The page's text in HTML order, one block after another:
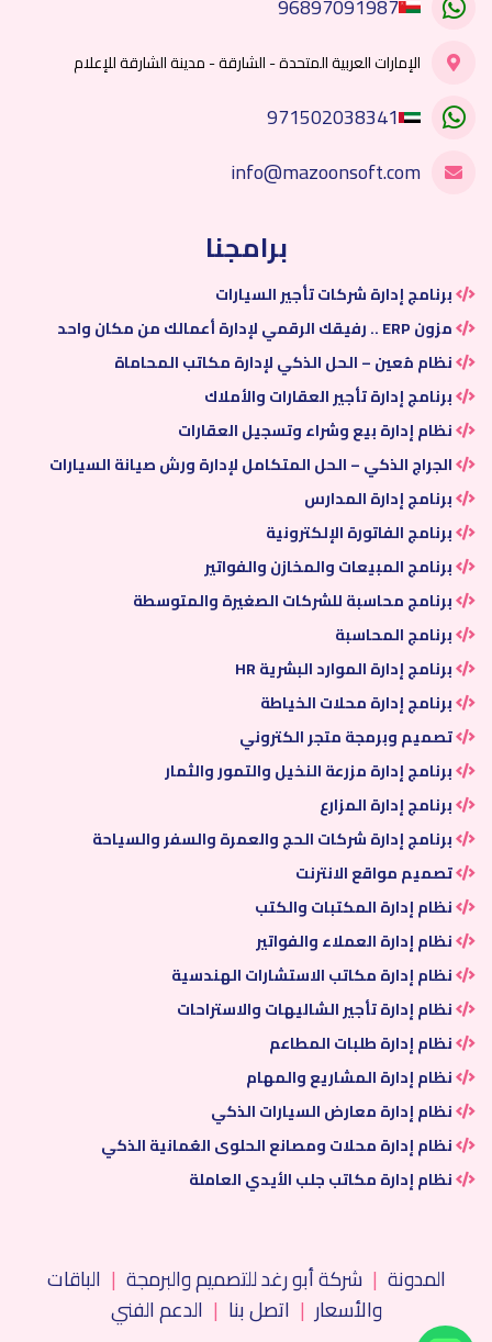
الإمارات العربية المتحدة - الشارقة - مدينة الشارقة للإعلام
971502038341
info@mazoonsoft.com
برامجنا
برنامج إدارة شركات تأجير السيارات
مزون ERP .. رفيقك الرقمي لإدارة أعمالك من مكان واحد
نظام مُعين – الحل الذكي لإدارة مكاتب المحاماة
برنامج إدارة تأجير العقارات والأملاك
نظام إدارة بيع وشراء وتسجيل العقارات
الجراج الذكي – الحل المتكامل لإدارة ورش صيانة السيارات
برنامج إدارة المدارس
برنامج الفاتورة الإلكترونية
برنامج المبيعات والمخازن والفواتير
برنامج محاسبة للشركات الصغيرة والمتوسطة
برنامج المحاسبة
برنامج إدارة الموارد البشرية HR
برنامج إدارة محلات الخياطة
تصميم وبرمجة متجر الكتروني
برنامج إدارة مزرعة النخيل والتمور والثمار
برنامج إدارة المزارع
برنامج إدارة شركات الحج والعمرة والسفر والسياحة
تصميم مواقع الانترنت
نظام إدارة المكتبات والكتب
نظام إدارة العملاء والفواتير
نظام إدارة مكاتب الاستشارات الهندسية
نظام إدارة تأجير الشاليهات والاستراحات
نظام إدارة طلبات المطاعم
نظام إدارة المشاريع والمهام
نظام إدارة معارض السيارات الذكي
نظام إدارة محلات ومصانع الحلوى العُمانية الذكي
نظام إدارة مكاتب جلب الأيدي العاملة
المدونة | شركة أبو رغد للتصميم والبرمجة | الباقات
والأسعار | اتصل بنا | الدعم الفني